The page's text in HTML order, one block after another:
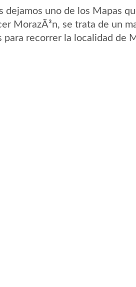
dejamos uno de los Mapas
MorazÃ³n, se trata de un
para recorrer la localidad de